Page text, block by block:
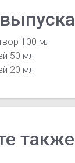
100 мл
50 мл
20 мл
также